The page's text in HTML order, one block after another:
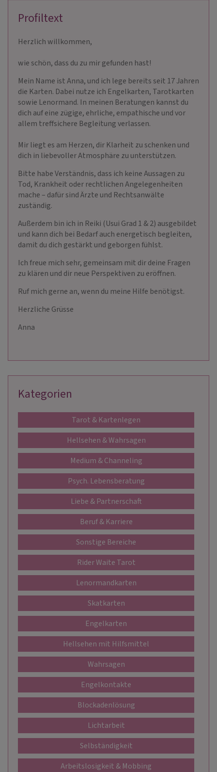
Profiltext
Herzlich willkommen,
wie schön, dass du zu mir gefunden hast!
Mein Name ist Anna, und ich lege bereits seit 17 Jahren
die Karten. Dabei nutze ich Engelkarten, Tarotkarten
sowie Lenormand. In meinen Beratungen kannst du
dich auf eine zügige, ehrliche, empathische und vor
allem treffsichere Begleitung verlassen.
Mir liegt es am Herzen, dir Klarheit zu schenken und
dich in liebevoller Atmosphäre zu unterstützen.
Bitte habe Verständnis, dass ich keine Aussagen zu
Tod, Krankheit oder rechtlichen Angelegenheiten
mache – dafür sind Ärzte und Rechtsanwälte
zuständig.
Außerdem bin ich in Reiki (Usui Grad 1 & 2) ausgebildet
und kann dich bei Bedarf auch energetisch begleiten,
damit du dich gestärkt und geborgen fühlst.
Ich freue mich sehr, gemeinsam mit dir deine Fragen
zu klären und dir neue Perspektiven zu eröffnen.
Ruf mich gerne an, wenn du meine Hilfe benötigst.
Herzliche Grüsse
Anna
Kategorien
Tarot & Kartenlegen
Hellsehen & Wahrsagen
Medium & Channeling
Psych. Lebensberatung
Liebe & Partnerschaft
Beruf & Karriere
Sonstige Bereiche
Rider Waite Tarot
Lenormandkarten
Skatkarten
Engelkarten
Hellsehen mit Hilfsmittel
Wahrsagen
Engelkontakte
Blockadenlösung
Lichtarbeit
Selbständigkeit
Arbeitslosigkeit & Mobbing